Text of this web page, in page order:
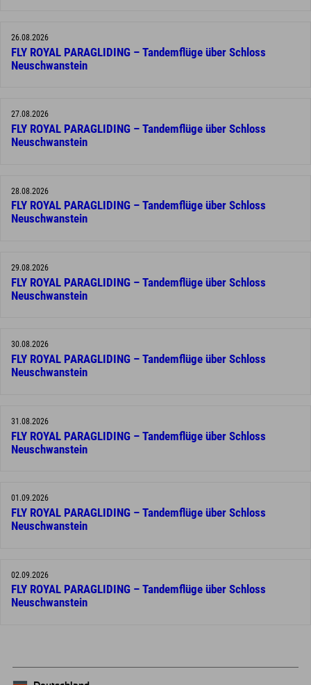
26.08.2026
FLY ROYAL PARAGLIDING – Tandemflüge über Schloss
Neuschwanstein
27.08.2026
FLY ROYAL PARAGLIDING – Tandemflüge über Schloss
Neuschwanstein
28.08.2026
FLY ROYAL PARAGLIDING – Tandemflüge über Schloss
Neuschwanstein
29.08.2026
FLY ROYAL PARAGLIDING – Tandemflüge über Schloss
Neuschwanstein
30.08.2026
FLY ROYAL PARAGLIDING – Tandemflüge über Schloss
Neuschwanstein
31.08.2026
FLY ROYAL PARAGLIDING – Tandemflüge über Schloss
Neuschwanstein
01.09.2026
FLY ROYAL PARAGLIDING – Tandemflüge über Schloss
Neuschwanstein
02.09.2026
FLY ROYAL PARAGLIDING – Tandemflüge über Schloss
Neuschwanstein